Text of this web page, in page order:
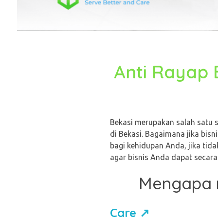
Anti Rayap
Bekasi merupakan salah
di Bekasi. Bagaimana jika
bagi kehidupan Anda, jika
agar bisnis Anda dapat
Mengapa
Care ↗